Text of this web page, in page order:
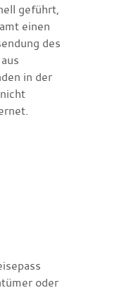
geführt,
einen
des
in der
oder